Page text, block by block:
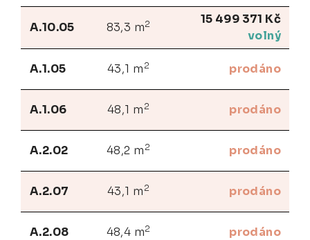
A.10.05 83,3 m2
15 499 371 Kč
volný
A.1.05 43,1 m 2 prodáno
A.1.06 48,1 m 2 prodáno
A.2.02 48,2 m 2 prodáno
A.2.07 43,1 m 2 prodáno
A.2.08 48,4 m2 prodáno